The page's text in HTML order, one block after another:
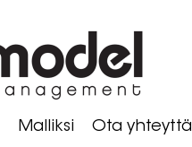
Malliksi Ota yhteyttä